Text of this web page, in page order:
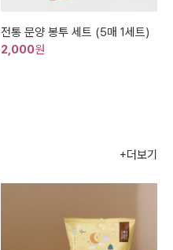
전통 문양 봉투 세트 (5매 1세트)
2,000원
+더보기